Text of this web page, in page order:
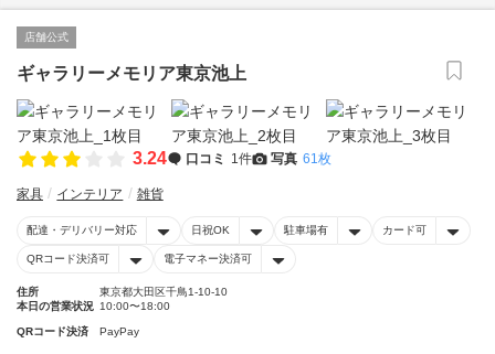
店舗公式
ギャラリーメモリア東京池上
3.24 口コミ 1件 写真 61枚
家具 インテリア 雑貨
配達・デリバリー対応 日祝OK 駐車場有 カード可
QRコード決済可 電子マネー決済可
住所
東京都大田区千鳥1-10-10
本日の営業状況 10:00〜18:00
QRコード決済 PayPay